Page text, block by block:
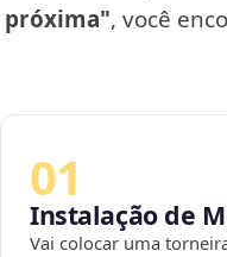
próxima", você
01
Instalação de
Vai colocar uma